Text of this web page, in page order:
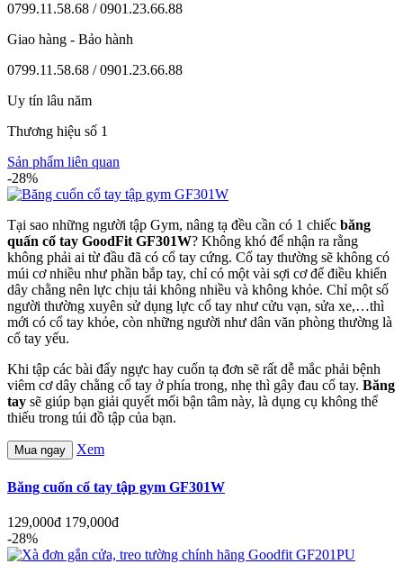
0799.11.58.68 / 0901.23.66.88
Giao hàng - Bảo hành
0799.11.58.68 / 0901.23.66.88
Uy tín lâu năm
Thương hiệu số 1
Sản phẩm liên quan
-28%
Tại sao những người tập Gym, nâng tạ đều cần có 1 chiếc băng
quấn cổ tay GoodFit GF301W? Không khó để nhận ra rằng
không phải ai từ đầu đã có cổ tay cứng. Cổ tay thường sẽ không có
múi cơ nhiều như phần bắp tay, chỉ có một vài sợi cơ để điều khiển
dây chằng nên lực chịu tải không nhiều và không khỏe. Chỉ một số
người thường xuyên sử dụng lực cổ tay như cửu vạn, sửa xe,…thì
mới có cổ tay khỏe, còn những người như dân văn phòng thường là
cổ tay yếu.
Khi tập các bài đẩy ngực hay cuốn tạ đơn sẽ rất dễ mắc phải bệnh
viêm cơ dây chằng cổ tay ở phía trong, nhẹ thì gây đau cổ tay. Băng
tay sẽ giúp bạn giải quyết mối bận tâm này, là dụng cụ không thể
thiếu trong túi đồ tập của bạn.
Mua ngay Xem
Băng cuốn cổ tay tập gym GF301W
129,000đ 179,000đ
-28%